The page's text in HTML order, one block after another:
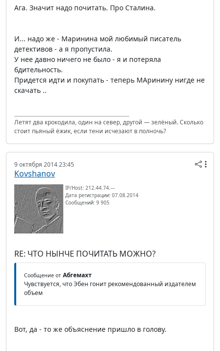
Ага. Значит надо почитать. Про Сталина.
И... надо же - Маринина мой любимый писатель
детективов - а я пропустила.
У нее давно ничего не было - я и потеряла
бдительность.
Придется идти и покупать - теперь МАринину нигде не
скачать ..
Летят два крокодила, один на север, другой — зелёный. Сколько
стоит пьяный ёжик, если тени исчезают в полночь?
9 октября 2014 23:45
Kovshanov
IP/Host: 212.44.74.---
Дата регистрации: 07.08.2014
Сообщений: 9 905
RE: ЧТО НЫНЧЕ ПОЧИТАТЬ МОЖНО?
Сообщение от Абгемахт
Чувствуется, что Эбен гонит рекомендованный издателем
объем
Вот, да - то же объяснение пришло в голову.